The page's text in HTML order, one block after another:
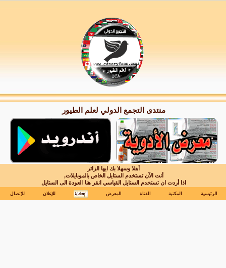
منتدى التجمع الدولي لعلم الطيور
أهلا وسهلا بك ايها الزائر
أنت الآن تستخدم الستايل الخاص بالموبايلات,
اذا أردت ان تستخدم الستايل القياسي انقر هنا العودة الى الستايل
الرئيسية المكتبة القناة المعرض للإعلان للإتصال